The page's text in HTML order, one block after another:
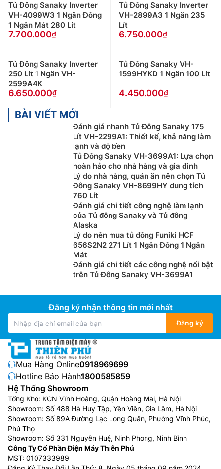
Tủ Đông Sanaky Inverter
VH-4099W3 1 Ngăn Đông
1 Ngăn Mát 280 Lít
7.700.000
Tủ Đông Sanaky Inverter
VH-2899A3 1 Ngăn 235
Lít
6.750.000
Tủ Đông Sanaky Inverter
250 Lít 1 Ngăn VH-
2599A4K
6.650.000
Tủ Đông Sanaky VH-
1599HYKD 1 Ngăn 100 Lít
4.450.000
BÀI VIẾT MỚI
Đánh giá nhanh Tủ Đông Sanaky 175
Lít VH-2299A1: Thiết kế, khả năng làm
lạnh và độ bền
Tủ Đông Sanaky VH-3699A1: Lựa chọn
hoàn hảo cho nhà hàng và gia đình
Lý do nhà hàng, quán ăn nên chọn Tủ
Đông Sanaky VH-8699HY dung tích
760 Lít
Đánh giá chi tiết công nghệ làm lạnh
của Tủ đông Sanaky và Tủ đông
Alaska
Lý do nên mua tủ đông Funiki HCF
656S2N2 271 Lít 1 Ngăn Đông 1 Ngăn
Mát
Đánh giá chi tiết các công nghệ nổi bật
trên Tủ Đông Sanaky VH-3699A1
Đăng ký nhận thông tin mới nhất
Đăng ký
Mua Hàng Online:0918969699
Hotline Bảo Hành:1800585859
Hệ Thống Showroom
Tổng Kho: KCN Vĩnh Hoàng, Quận Hoàng Mai, Hà Nội
Showroom: Số 488 Hà Huy Tập, Yên Viên, Gia Lâm, Hà Nội
Showroom: Số 89A Đường Lạc Long Quân, Phường Vĩnh Phúc,
Phú Thọ
Showroom: Số 331 Nguyễn Huệ, Ninh Phong, Ninh Bình
Công Ty Cổ Phần Điện Máy Thiên Phú
MST: 0107333989